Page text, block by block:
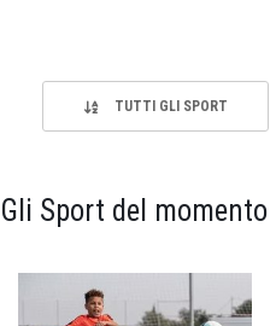
TUTTI GLI SPORT
Gli Sport del momento